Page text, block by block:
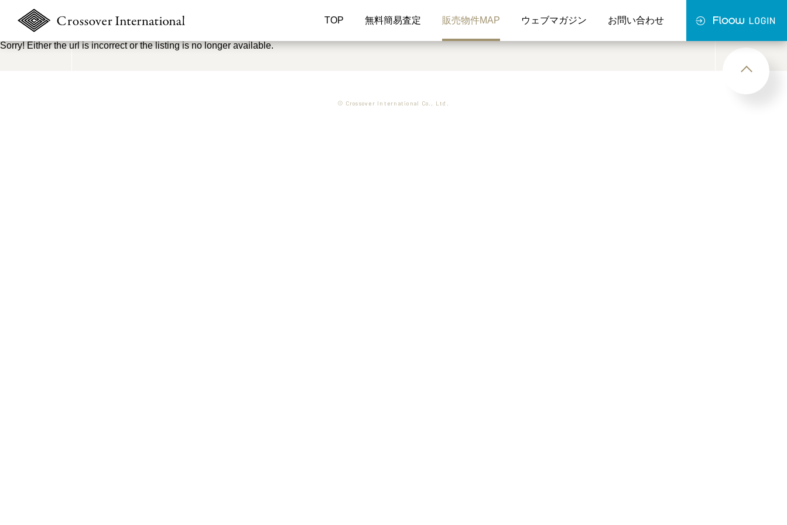
TOP 無料簡易査定 販売物件MAP ウェブマガジン お問い合わせ
Sorry! Either the url is incorrect or the listing is no longer available.
© Crossover International Co., Ltd.